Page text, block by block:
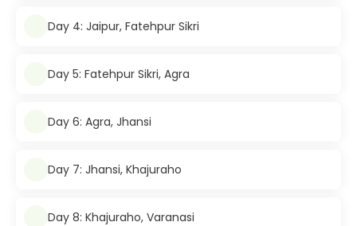
Day 4: Jaipur, Fatehpur Sikri
Day 5: Fatehpur Sikri, Agra
Day 6: Agra, Jhansi
Day 7: Jhansi, Khajuraho
Day 8: Khajuraho, Varanasi